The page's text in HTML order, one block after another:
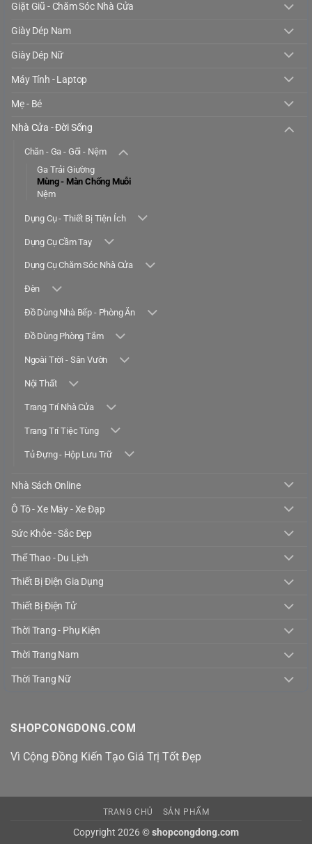
Giặt Giũ - Chăm Sóc Nhà Cửa
Giày Dép Nam
Giày Dép Nữ
Máy Tính - Laptop
Mẹ - Bé
Nhà Cửa - Đời Sống
Chăn - Ga - Gối - Nệm
Ga Trải Giường
Mùng - Màn Chống Muỗi
Nệm
Dụng Cụ - Thiết Bị Tiện Ích
Dụng Cụ Cầm Tay
Dụng Cụ Chăm Sóc Nhà Cửa
Đèn
Đồ Dùng Nhà Bếp - Phòng Ăn
Đồ Dùng Phòng Tắm
Ngoài Trời - Sân Vườn
Nội Thất
Trang Trí Nhà Cửa
Trang Trí Tiệc Tùng
Tủ Đựng - Hộp Lưu Trữ
Nhà Sách Online
Ô Tô - Xe Máy - Xe Đạp
Sức Khỏe - Sắc Đẹp
Thể Thao - Du Lịch
Thiết Bị Điện Gia Dụng
Thiết Bị Điện Tử
Thời Trang - Phụ Kiện
Thời Trang Nam
Thời Trang Nữ
SHOPCONGDONG.COM
Vì Cộng Đồng Kiến Tạo Giá Trị Tốt Đẹp
TRANG CHỦ SẢN PHẨM
Copyright 2026 ©shopcongdong.com